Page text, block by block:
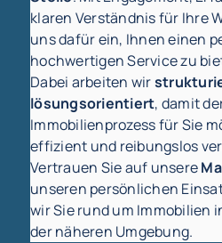
klaren Verständnis für Ihre
uns dafür ein, Ihnen einen
hochwertigen Service zu
Dabei arbeiten wir
lösungsorientiert, damit
Immobilienprozess für Sie
effizient und reibungslos
Vertrauen Sie auf unsere
unseren persönlichen
wir Sie rund um Immobilien
der näheren Umgebung.